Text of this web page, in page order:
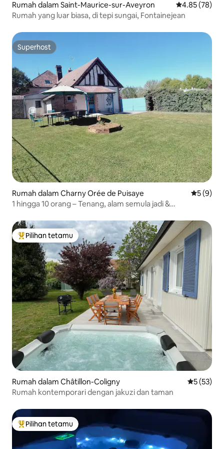
Rumah dalam Saint-Maurice-sur-Aveyron Penarafan
4.85 (78)
Rumah yang luar biasa, di tepi sungai, Fontainejean
Superhost
Superhost
Rumah dalam Charny Orée de Puisaye
5 (9)
1 hingga 10 orang – Tenang, alam semula jadi &
Pilihan utama tetamu
Pilihan tetamu
Rumah dalam Châtillon-Coligny
5 (53)
Rumah kontemporari dengan jakuzi dan taman
Pilihan utama tetamu
Pilihan tetamu